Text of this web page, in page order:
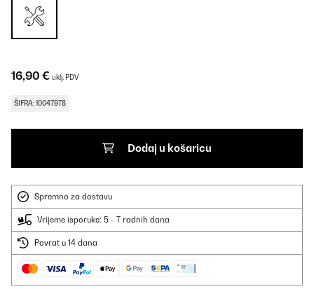
16,90 € uklj. PDV
ŠIFRA: 10047978
Dodaj u košaricu
Spremno za dostavu
Vrijeme isporuke: 5 - 7 radnih dana
Povrat u 14 dana